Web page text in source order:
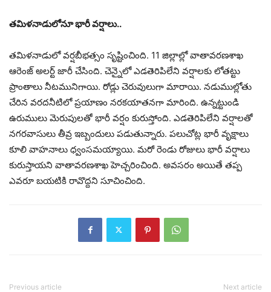
తమిళనాడులోనూ భారీ వర్షాలు..
తమిళనాడులో వర్షబీభత్సం సృష్టించింది. 11 జిల్లాల్లో వాతావరణశాఖ
ఆరెంజ్ అలర్ట్ జారీ చేసింది. చెన్నైలో ఎడతెరిపిలేని వర్షాలకు లోతట్టు
ప్రాంతాలు నీటమునిగాయి. రోడ్లు చెరువులుగా మారాయి. నడుముల్లోతు
చేరిన వరదనీటిలో ప్రయాణం నరకయాతనగా మారింది. ఉన్నట్టుండి
ఉరుములు మెరుపులతో భారీ వర్షం కురుస్తోంది. ఎడతెరిపిలేని వర్షాలతో
నగరవాసులు తీవ్ర ఇబ్బందులు పడుతున్నారు. పలుచోట్ల భారీ వృక్షాలు
కూలి వాహనాలు ధ్వంసమయ్యాయి. మరో రెండు రోజులు భారీ వర్షాలు
కురుస్తాయని వాతావరణశాఖ హెచ్చరించింది. అవసరం అయితే తప్ప
ఎవరూ బయటికి రావొద్దని సూచించింది.
Previous article Next article